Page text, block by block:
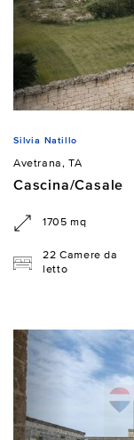
Silvia Natillo
Avetrana, TA
Cascina/Casale
1705 mq
22 Camere da
letto